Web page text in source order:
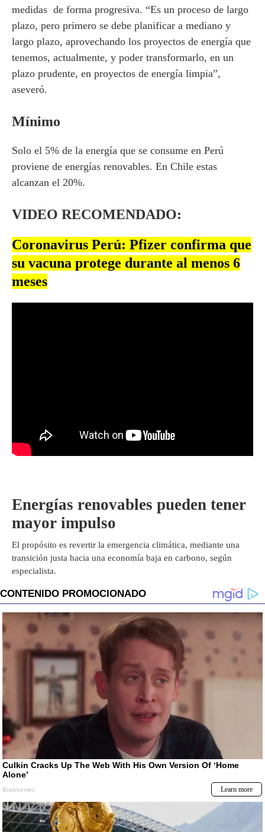
medidas de forma progresiva. “Es un proceso de largo
plazo, pero primero se debe planificar a mediano y
largo plazo, aprovechando los proyectos de energía que
tenemos, actualmente, y poder transformarlo, en un
plazo prudente, en proyectos de energía limpia”,
aseveró.
Mínimo
Solo el 5% de la energía que se consume en Perú
proviene de energías renovables. En Chile estas
alcanzan el 20%.
VIDEO RECOMENDADO:
Coronavirus Perú: Pfizer confirma que
su vacuna protege durante al menos 6
meses
Energías renovables pueden tener
mayor impulso
El propósito es revertir la emergencia climática, mediante una
transición justa hacia una economía baja en carbono, según
especialista.